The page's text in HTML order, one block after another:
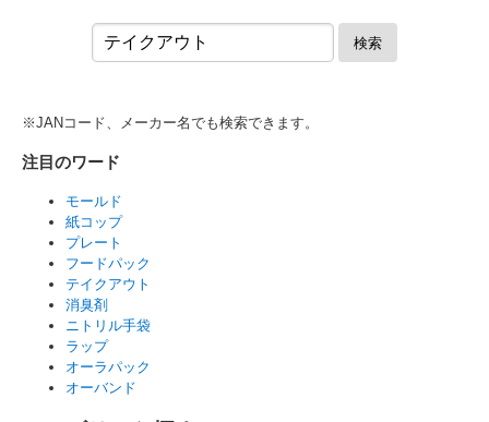
検索
※JANコード、メーカー名でも検索できます。
注目のワード
モールド
紙コップ
プレート
フードパック
テイクアウト
消臭剤
ニトリル手袋
ラップ
オーラパック
オーバンド